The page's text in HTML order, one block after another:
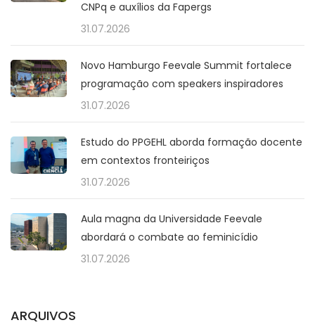
CNPq e auxílios da Fapergs
31.07.2026
Novo Hamburgo Feevale Summit fortalece
programação com speakers inspiradores
31.07.2026
Estudo do PPGEHL aborda formação docente
em contextos fronteiriços
31.07.2026
Aula magna da Universidade Feevale
abordará o combate ao feminicídio
31.07.2026
ARQUIVOS